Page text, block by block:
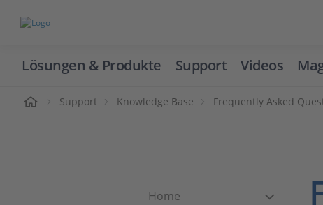
Lösungen & Produkte Support Videos
Support Knowledge Base Frequently Asked
Home